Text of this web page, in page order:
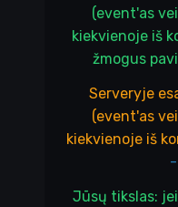
(event'as
kiekvienoje iš
žmogus
Serveryje
(event'as
kiekvienoje iš
Jūsų tikslas: